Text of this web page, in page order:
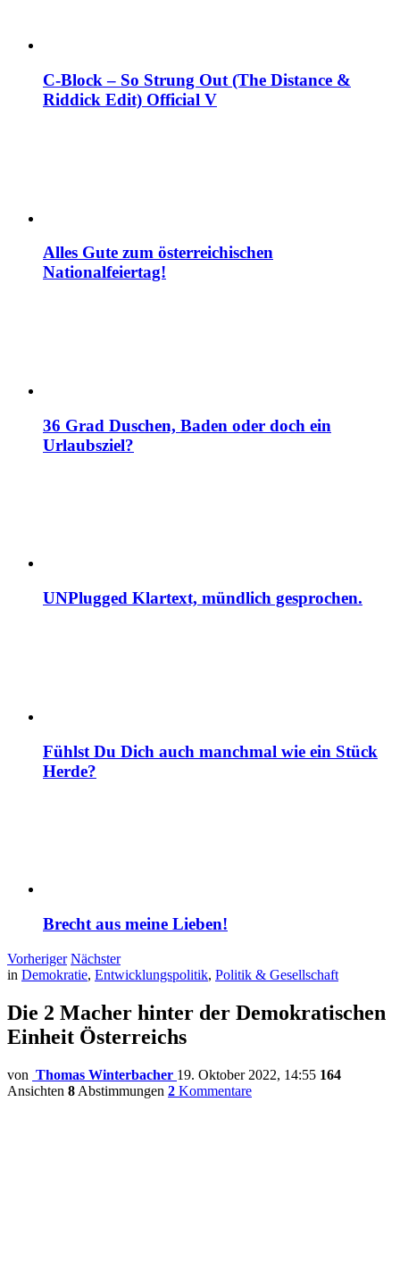
C-Block – So Strung Out (The Distance &
Riddick Edit) Official V
Alles Gute zum österreichischen
Nationalfeiertag!
36 Grad Duschen, Baden oder doch ein
Urlaubsziel?
UNPlugged Klartext, mündlich gesprochen.
Fühlst Du Dich auch manchmal wie ein Stück
Herde?
Brecht aus meine Lieben!
Vorheriger Nächster
in Demokratie, Entwicklungspolitik, Politik & Gesellschaft
Die 2 Macher hinter der Demokratischen
Einheit Österreichs
von Thomas Winterbacher 19. Oktober 2022, 14:55 164
Ansichten 8 Abstimmungen 2 Kommentare